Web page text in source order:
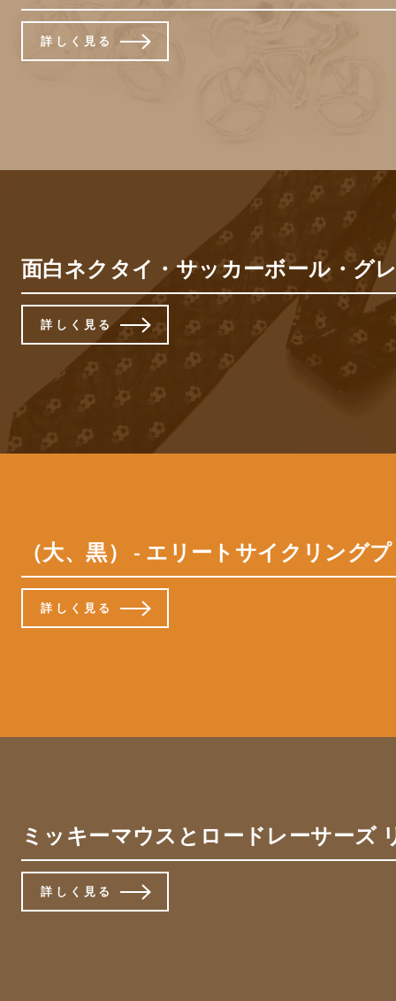
詳しく見る
面白ネクタイ・サッカーボール・グ
詳しく見る
（大、黒） - エリートサイクリング
詳しく見る
ミッキーマウスとロードレーサーズ
詳しく見る